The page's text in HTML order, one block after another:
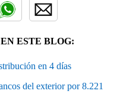
ESTE BLOG:
en 4 días
del exterior por 8.221